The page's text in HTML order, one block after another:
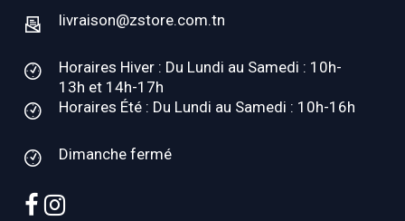
livraison@zstore.com.tn
Horaires Hiver : Du Lundi au Samedi : 10h-
13h et 14h-17h
Horaires Été : Du Lundi au Samedi : 10h-16h
Dimanche fermé
facebook
instagram